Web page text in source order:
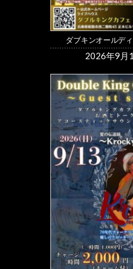
ダブキンオールデ
2026年9月